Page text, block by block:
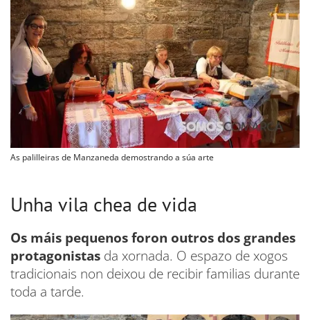
As palilleiras de Manzaneda demostrando a súa arte
Unha vila chea de vida
Os máis pequenos foron outros dos grandes
protagonistas da xornada. O espazo de xogos
tradicionais non deixou de recibir familias durante
toda a tarde.